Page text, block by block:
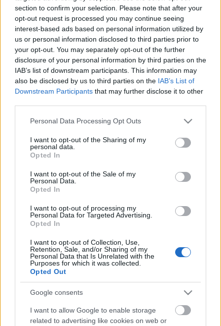
section to confirm your selection. Please note that after your
opt-out request is processed you may continue seeing
interest-based ads based on personal information utilized by
us or personal information disclosed to third parties prior to
your opt-out. You may separately opt-out of the further
disclosure of your personal information by third parties on the
IAB’s list of downstream participants. This information may
also be disclosed by us to third parties on the IAB’s List of
Downstream Participants that may further disclose it to other
Please note that this website/app uses one or more Google
not limited to your visit or usage behaviour. You may click to
grant or deny consent to Google and its third-party tags to
use your data for below specified purposes in below Google
consent section.
Personal Data Processing Opt Outs
I want to opt-out of the Sharing of my
personal data.
Opted In
I want to opt-out of the Sale of my
Personal Data.
Opted In
I want to opt-out of processing my
Personal Data for Targeted Advertising.
Opted In
I want to opt-out of Collection, Use,
Retention, Sale, and/or Sharing of my
Personal Data that Is Unrelated with the
Purposes for which it was collected.
Opted Out
Google consents
I want to allow Google to enable storage
related to advertising like cookies on web or
mindnyájukat letartóztassa és börtönbe küldje.
„Izraelnek hajthatatlannak kell lennie azon veszély
tekintetében, hogy beszivárgó elemek által irányított
állammá váljon. Nincs más megoldás, csak az, hogy
mindegyikőjüket börtönbe küldjük, elvegyük a
munkavállalási engedélyüket és feltegyük őket a
hazájukba, vagy egy harmadik országba tartó
repülőgépre” – így Yishai.
Yisahai szerint a bevándorlási ügy bármiféle más
megoldása azt az üzenetet közvetítené, hogy Izrael
felfüggeszti zsidó identitását és nyitott az új
identitások irányába.
A tüntetés vezetői szerdán délután egykor
találkoznak a képviselőkkel a Knesszetben. A
találkozót különböző politikai pártok képviselői
kezdeményezték.
meg Tel Avivban. A keddi megmozdulás során a
bevándorlók ígéretet tettek arra, hogy országszerte
folytatják a sztrájkot, amíg a kormány meg nem
hallgatja követeléseiket.